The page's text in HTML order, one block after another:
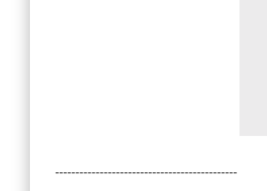
---------------------------------------------